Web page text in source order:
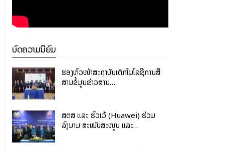
ບົດຄວາມນິຍົມ
ຮອງຫົວໜ້າສະຖາບັນເຕັກໂນໂລຊີການສື່
ສານຂໍ້ມູນຂ່າວສານ…
ສຕສ ແລະ ຮົວເວ້ (Huawei) ຮ່ວມ
ລົງນາມ ສະໜັບສະໜູນ ແລະ…